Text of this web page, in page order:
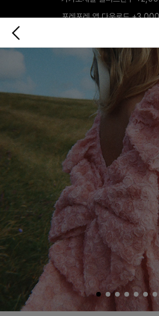
하우스오브캐러셀, 국내단독 프